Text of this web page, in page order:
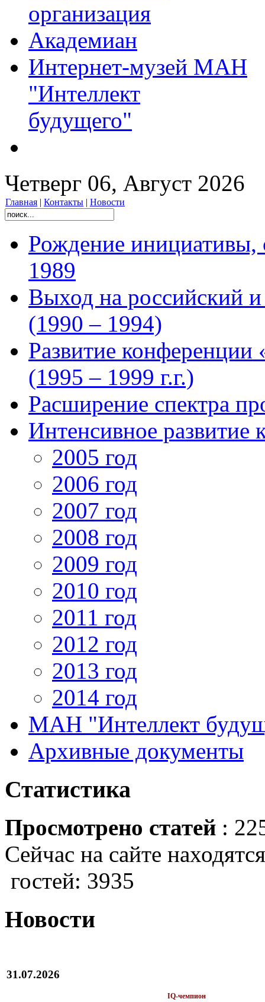
организация
Академиан
Интернет-музей МАН
"Интеллект
будущего"
Четверг 06, Август 2026
Главная | Контакты | Новости
Рождение инициативы,
1989
Выход на российский
(1990 – 1994)
Развитие конференции
(1995 – 1999 г.г.)
Расширение спектра
Интенсивное
2005 год
2006 год
2007 год
2008 год
2009 год
2010 год
2011 год
2012 год
2013 год
2014 год
МАН "Интеллект
Архивные документы
Статистика
Просмотрено статей :
Сейчас на сайте
гостей: 3935
Новости
31.07.2026
IQ-чемпион